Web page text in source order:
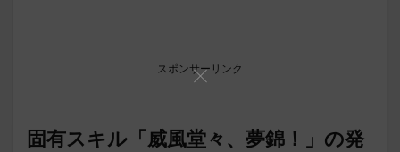
スポンサーリンク
固有スキル「威風堂々、夢錦！」の発